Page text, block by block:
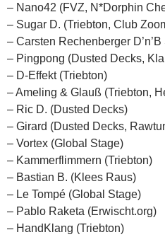
– Nano42 (FVZ, N*Dorphin
– Sugar D. (Triebton, Club
– Carsten Rechenberger
– Pingpong (Dusted Decks,
– D-Effekt (Triebton)
– Ameling & Glauß (Triebton,
– Ric D. (Dusted Decks)
– Girard (Dusted Decks,
– Vortex (Global Stage)
– Kammerflimmern (Triebton)
– Bastian B. (Klees Raus)
– Le Tompé (Global Stage)
– Pablo Raketa (Erwischt.org)
– HandKlang (Triebton)